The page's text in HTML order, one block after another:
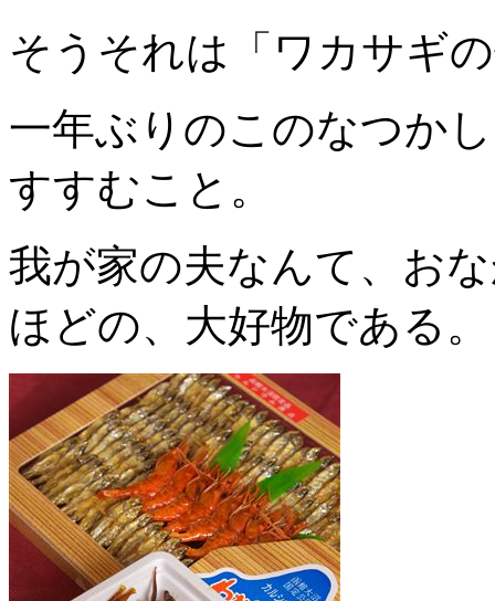
そうそれは「ワカサギ
一年ぶりのこのなつか
すすむこと。
我が家の夫なんて、お
ほどの、大好物である。